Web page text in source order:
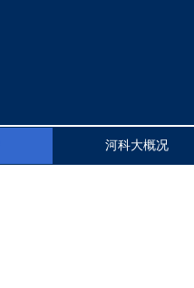
河科大概况